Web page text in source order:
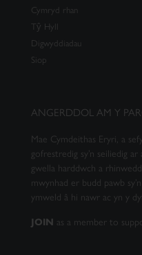
Cymryd rhan
Tŷ Hyll
Digwyddiadau
Siop
ANGERDDOL AM Y
Mae Cymdeithas Eryri, a
gofrestredig sy’n seiliedig
gwella harddwch a
mwynhad er budd pawb
ymweld â hi nawr ac yn y
JOIN as a member to